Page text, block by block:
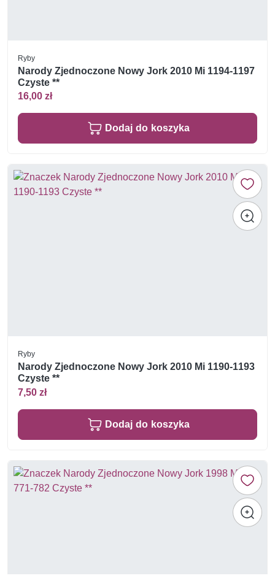
Ryby
Narody Zjednoczone Nowy Jork 2010 Mi 1194-1197
Czyste **
16,00 zł
Dodaj do koszyka
Ryby
Narody Zjednoczone Nowy Jork 2010 Mi 1190-1193
Czyste **
7,50 zł
Dodaj do koszyka